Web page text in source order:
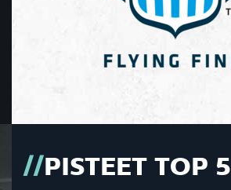
PISTEET TOP 5